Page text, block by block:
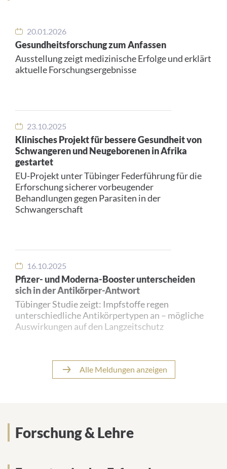
20.01.2026
Gesundheitsforschung zum Anfassen
Ausstellung zeigt medizinische Erfolge und erklärt
aktuelle Forschungsergebnisse
23.10.2025
Klinisches Projekt für bessere Gesundheit von
Schwangeren und Neugeborenen in Afrika
gestartet
EU-Projekt unter Tübinger Federführung für die
Erforschung sicherer vorbeugender
Behandlungen gegen Parasiten in der
Schwangerschaft
16.10.2025
Pfizer- und Moderna-Booster unterscheiden
sich in der Antikörper-Antwort
Tübinger Studie zeigt: Impfstoffe regen
unterschiedliche Antikörpertypen an – mögliche
Auswirkungen auf den Langzeitschutz
der gefährlichsten Malaria-Erreger spielen.
Alle Meldungen anzeigen
Forschung & Lehre